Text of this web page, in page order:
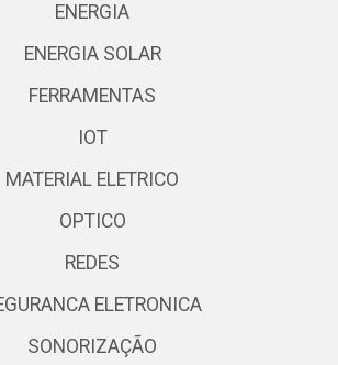
ENERGIA
ENERGIA SOLAR
FERRAMENTAS
IOT
MATERIAL ELETRICO
OPTICO
REDES
ELETRONICA
SONORIZAÇÃO